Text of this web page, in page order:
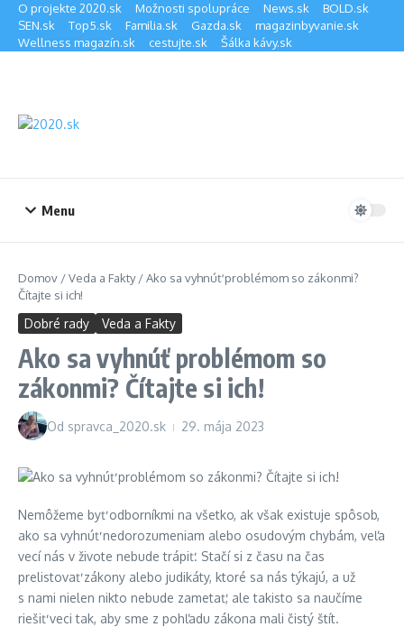
Preskočiť na obsah
O projekte 2020.sk Možnosti spolupráce News.sk
BOLD.sk
SEN.sk
Top5.sk Familia.sk Gazda.sk
magazinbyvanie.sk
Wellness magazín.sk
cestujte.sk Šálka kávy.sk
Menu
Domov /Veda a Fakty/Ako sa vyhnúť problémom so zákonmi?
Čítajte si ich!
Dobré rady Veda a Fakty
Ako sa vyhnúť problémom so
zákonmi? Čítajte si ich!
Od spravca_2020.sk 29. mája 2023
Nemôžeme byť odborníkmi na všetko, ak však existuje spôsob,
ako sa vyhnúť nedorozumeniam alebo osudovým chybám, veľa
vecí nás v živote nebude trápiť. Stačí si z času na čas
prelistovať zákony alebo judikáty, ktoré sa nás týkajú, a už
s nami nielen nikto nebude zametať, ale takisto sa naučíme
riešiť veci tak, aby sme z pohľadu zákona mali čistý štít.